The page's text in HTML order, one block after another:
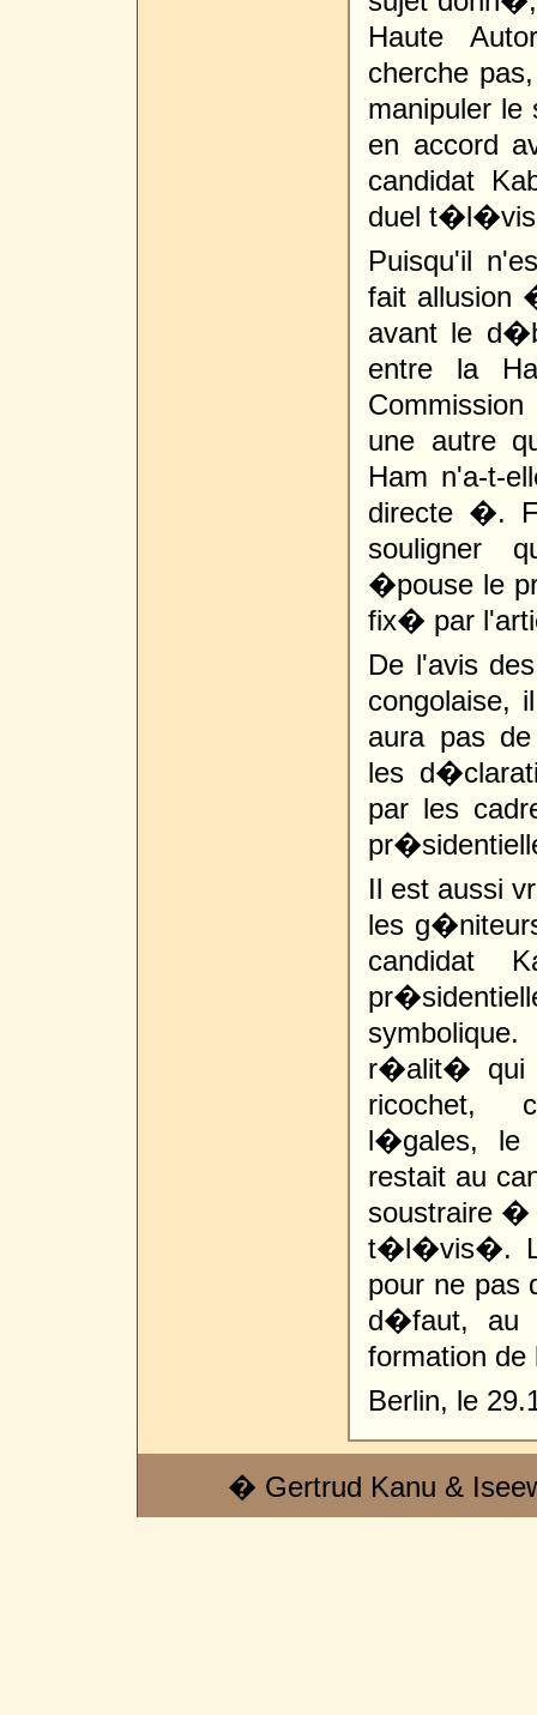
Haute
cherche
manipuler le
en accord
candidat
duel
Puisqu'il
fait allusion
avant le
entre la
une autre
Ham n'a-t-
directe �.
souligner
�pouse le
fix� par
De l'avis
aura pas
les
par les
Il est aussi
les
candidat
r�alit� qui
ricochet,
l�gales,
restait au
soustraire
t�l�vis�.
pour ne pas
d�faut, au
formation de
Berlin, le
� Gertrud Kanu &